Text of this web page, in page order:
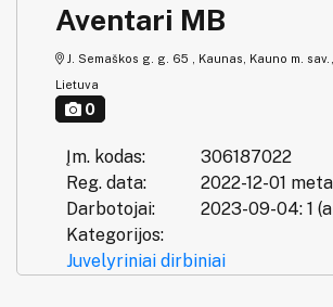
Aventari MB
J. Semaškos g. g. 65 , Kaunas, Kauno m.
Lietuva
0
Įm. kodas:
306187022
Reg. data:
2022-12-01
Darbotojai:
2023-09-04: 1
Kategorijos:
Juvelyriniai dirbiniai